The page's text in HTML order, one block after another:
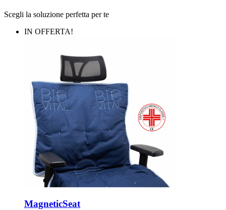
Scegli la soluzione perfetta per te
IN OFFERTA!
MagneticSeat